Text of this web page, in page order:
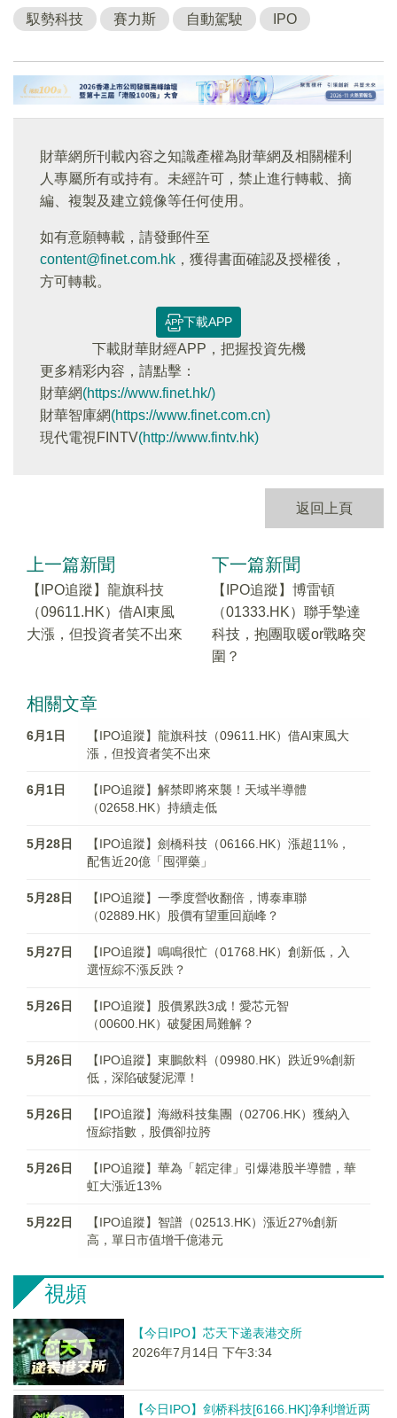
馭勢科技 賽力斯 自動駕駛 IPO
財華網所刊載內容之知識產權為財華網及相關權利
人專屬所有或持有。未經許可，禁止進行轉載、摘
編、複製及建立鏡像等任何使用。
如有意願轉載，請發郵件至
content@finet.com.hk ，獲得書面確認及授權後，
方可轉載。
下載APP
下載財華財經APP，把握投資先機
更多精彩内容，請點擊：
財華網(https://www.finet.hk/)
財華智庫網(https://www.finet.com.cn)
現代電視FINTV(http://www.fintv.hk)
返回上頁
上一篇新聞
【IPO追蹤】龍旗科技
（09611.HK）借AI東風
大漲，但投資者笑不出來
下一篇新聞
【IPO追蹤】博雷頓
（01333.HK）聯手摯達
科技，抱團取暖or戰略突
圍？
相關文章
6月1日
【IPO追蹤】龍旗科技（09611.HK）借AI東風大
漲，但投資者笑不出來
6月1日
【IPO追蹤】解禁即將來襲！天域半導體
（02658.HK）持續走低
5月28日
【IPO追蹤】劍橋科技（06166.HK）漲超11%，
配售近20億「囤彈藥」
5月28日
【IPO追蹤】一季度營收翻倍，博泰車聯
（02889.HK）股價有望重回巔峰？
5月27日
【IPO追蹤】鳴鳴很忙（01768.HK）創新低，入
選恆綜不漲反跌？
5月26日
【IPO追蹤】股價累跌3成！愛芯元智
（00600.HK）破髮困局難解？
5月26日
【IPO追蹤】東鵬飲料（09980.HK）跌近9%創新
低，深陷破髮泥潭！
5月26日
【IPO追蹤】海緻科技集團（02706.HK）獲納入
恆綜指數，股價卻拉胯
5月26日
【IPO追蹤】華為「韜定律」引爆港股半導體，華
虹大漲近13%
5月22日
【IPO追蹤】智譜（02513.HK）漲近27%創新
高，單日市值增千億港元
視頻
【今日IPO】芯天下递表港交所
2026年7月14日 下午3:34
【今日IPO】剑桥科技[6166.HK]净利增近两